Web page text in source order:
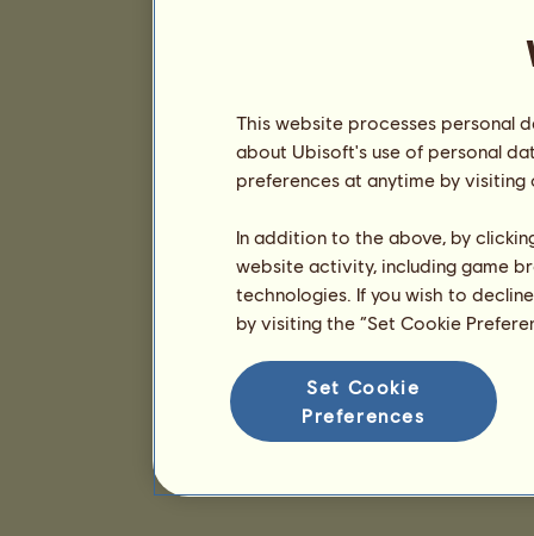
This website processes personal
about Ubisoft's use of personal
preferences at anytime by
In addition to the above, by
website activity, including game
technologies. If you wish to
by visiting the “Set Cookie
Set Cookie
Preferences